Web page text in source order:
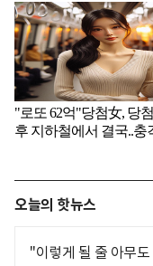
오늘의 핫뉴스
"이렇게 될 줄 아무